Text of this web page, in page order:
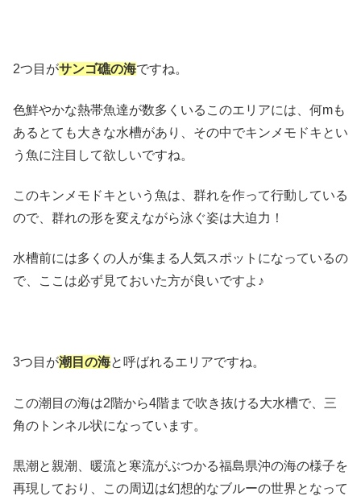
2つ目がサンゴ礁の海ですね。
色鮮やかな熱帯魚達が数多くいるこのエリアには、何mも
あるとても大きな水槽があり、その中でキンメモドキとい
う魚に注目して欲しいですね。
このキンメモドキという魚は、群れを作って行動している
ので、群れの形を変えながら泳ぐ姿は大迫力！
水槽前には多くの人が集まる人気スポットになっているの
で、ここは必ず見ておいた方が良いですよ♪
3つ目が潮目の海と呼ばれるエリアですね。
この潮目の海は2階から4階まで吹き抜ける大水槽で、三
角のトンネル状になっています。
黒潮と親潮、暖流と寒流がぶつかる福島県沖の海の様子を
再現しており、この周辺は幻想的なブルーの世界となって